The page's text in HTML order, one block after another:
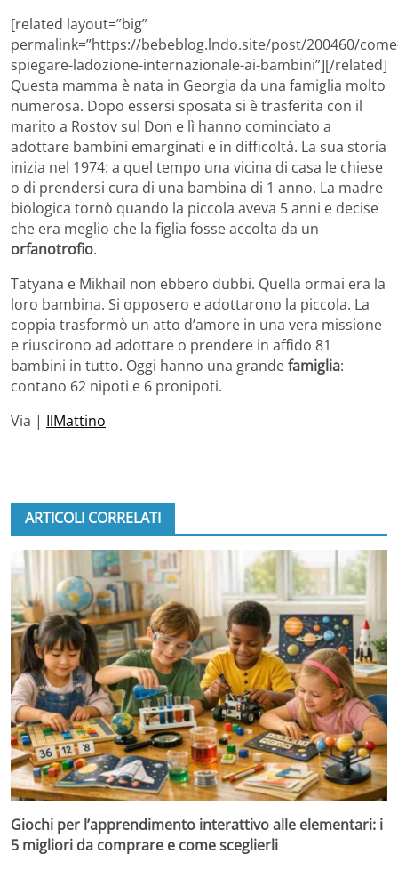
[related layout=”big”
permalink=”https://bebeblog.lndo.site/post/200460/
spiegare-ladozione-internazionale-ai-bambini”][/related]
Questa mamma è nata in Georgia da una famiglia molto
numerosa. Dopo essersi sposata si è trasferita con il
marito a Rostov sul Don e lì hanno cominciato a
adottare bambini emarginati e in difficoltà. La sua storia
inizia nel 1974: a quel tempo una vicina di casa le chiese
o di prendersi cura di una bambina di 1 anno. La madre
biologica tornò quando la piccola aveva 5 anni e decise
che era meglio che la figlia fosse accolta da un
orfanotrofio.
Tatyana e Mikhail non ebbero dubbi. Quella ormai era la
loro bambina. Si opposero e adottarono la piccola. La
coppia trasformò un atto d’amore in una vera missione
e riuscirono ad adottare o prendere in affido 81
bambini in tutto. Oggi hanno una grandefamiglia:
contano 62 nipoti e 6 pronipoti.
Via | IlMattino
ARTICOLI CORRELATI
Giochi per l’apprendimento interattivo alle elementari: i
5 migliori da comprare e come sceglierli